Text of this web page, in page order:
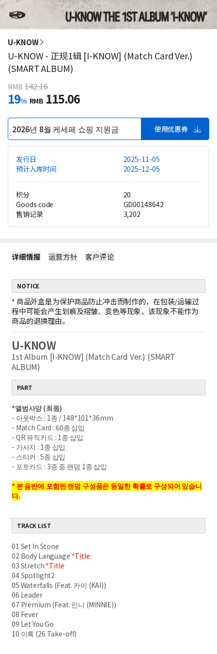
U-KNOW
U-KNOW - 正规1辑 [I-KNOW] (Match Card Ver.)
(SMART ALBUM)
RMB 142.16
19% RMB 115.06
2026년 8월 케세페 쇼핑 지원금 使用优惠券
发行日
2025-11-05
预计入库时间
2025-12-05
积分
20
Goods code
GD00148642
售销记录
3,202
详细情报 运营方针 客户评论
NOTICE
* 商品外盒是为保护商品防止冲击而制作的，在包装/运输过
程中可能会产生划痕及褶皱、变色等现象，该现象不能作为
商品的退换理由。
U-KNOW
1st Album [I-KNOW] (Match Card Ver.) (SMART
ALBUM)
PART
*앨범사양(최종)
- 아웃박스 : 1종 / 148*101*36mm
- Match Card : 60종 삽입
- QR 뮤직카드 : 1종 삽입
- 가사지 : 1종 삽입
- 스티커 : 5종 삽입
- 포토카드 : 3종 중 랜덤 1종 삽입
* 본 음반에 포함된 랜덤 구성품은 동일한 확률로 구성되어 있습니
다.
TRACK LIST
01 Set In Stone
02 Body Language *Title
03 Stretch *Title
04 Spotlight2
05 Waterfalls (Feat. 카이 (KAI))
06 Leader
07 Premium (Feat. 민니 (MINNIE))
08 Fever
09 Let You Go
10 이륙 (26 Take-off)